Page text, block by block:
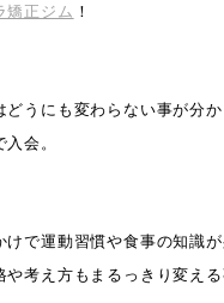
矯正ジム ！
どうにも変わらない事が分
会。
けで運動習慣や食事の知識
や考え方もまるっきり変える